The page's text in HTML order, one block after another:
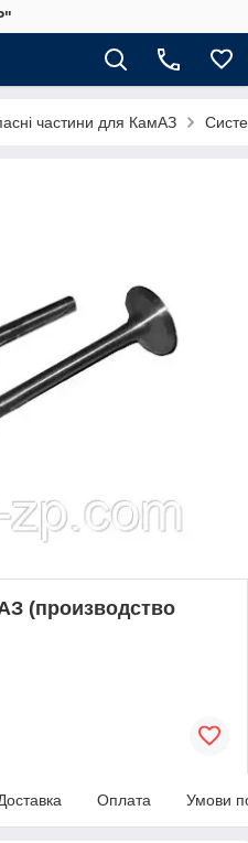
частини для КамАЗ
(производство
Оплата Умови